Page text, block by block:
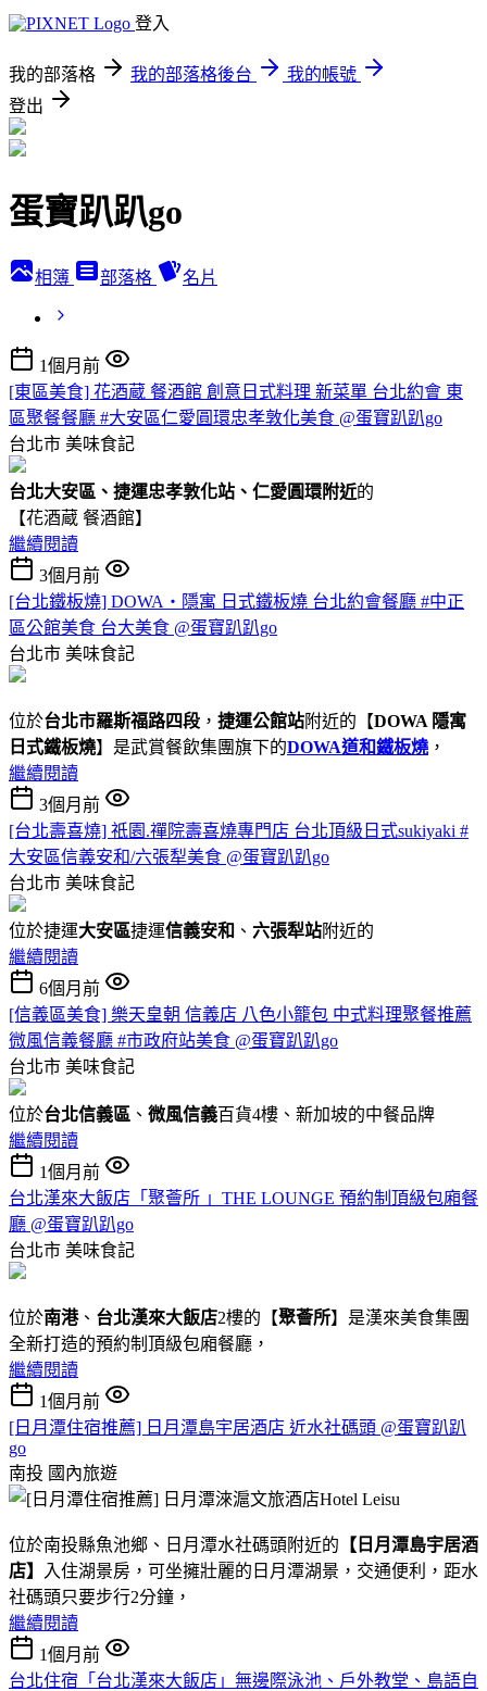
登入
我的部落格 我的部落格後台
我的帳號
登出
蛋寶趴趴go
相簿 部落格 名片
1個月前
[東區美食] 花酒蔵 餐酒館 創意日式料理 新菜單 台北約會 東
區聚餐餐廳 #大安區仁愛圓環忠孝敦化美食 @蛋寶趴趴go
台北市 美味食記
台北大安區、捷運忠孝敦化站、仁愛圓環附近的
【花酒蔵 餐酒館】
繼續閱讀
3個月前
[台北鐵板燒] DOWA・隱寓 日式鐵板燒 台北約會餐廳 #中正
區公館美食 台大美食 @蛋寶趴趴go
台北市 美味食記
位於台北市羅斯福路四段 ， 捷運公館站附近的【DOWA 隱寓
日式鐵板燒】是武賞餐飲集團旗下的DOWA道和鐵板燒 ，
繼續閱讀
3個月前
[台北壽喜燒] 祇園.禪院壽喜燒專門店 台北頂級日式sukiyaki #
大安區信義安和/六張犁美食 @蛋寶趴趴go
台北市 美味食記
位於捷運大安區捷運信義安和 、 六張犁站附近的
繼續閱讀
6個月前
[信義區美食] 樂天皇朝 信義店 八色小籠包 中式料理聚餐推薦
微風信義餐廳 #市政府站美食 @蛋寶趴趴go
台北市 美味食記
位於台北信義區 、 微風信義百貨4樓、新加坡的中餐品牌
繼續閱讀
1個月前
台北漢來大飯店「聚薈所 」THE LOUNGE 預約制頂級包廂餐
廳 @蛋寶趴趴go
台北市 美味食記
位於南港、 台北漢來大飯店2樓的【聚薈所】是漢來美食集團
全新打造的預約制頂級包廂餐廳，
繼續閱讀
1個月前
[日月潭住宿推薦] 日月潭島宇居酒店 近水社碼頭 @蛋寶趴趴
go
南投 國內旅遊
位於南投縣魚池鄉、日月潭水社碼頭附近的 【日月潭島宇居酒
店】
入住湖景房，可坐擁壯麗的日月潭湖景，交通便利，距水
社碼頭只要步行2分鐘，
繼續閱讀
1個月前
台北住宿「台北漢來大飯店」無邊際泳池、戶外教堂、島語自